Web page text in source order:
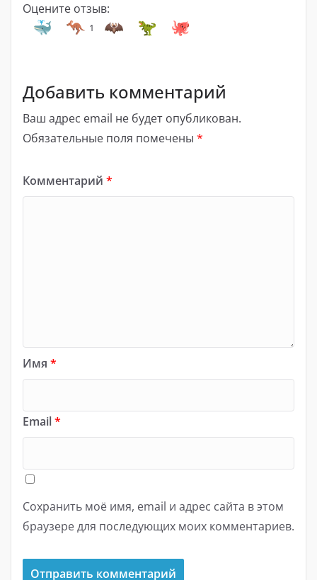
Оцените отзыв:
1
Добавить комментарий
Ваш адрес email не будет опубликован.
Обязательные поля помечены *
Комментарий *
Имя *
Email*
Сохранить моё имя, email и адрес сайта в этом
браузере для последующих моих комментариев.